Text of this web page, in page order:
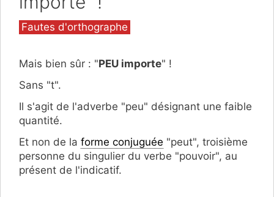
Catégories
Fautes d'orthographe
Mais bien sûr : "PEU importe" !
Sans "t".
Il s'agit de l'adverbe "peu" désignant une faible
quantité.
Et non de la forme conjuguée "peut", troisième
personne du singulier du verbe "pouvoir", au
présent de l'indicatif.